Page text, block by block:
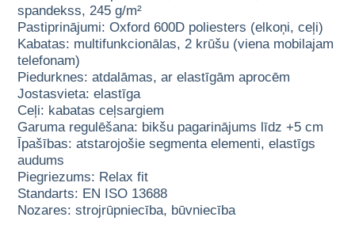
spandekss, 245 g/m²
Pastiprinājumi: Oxford 600D poliesters (elkoņi, ceļi)
Kabatas: multifunkcionālas, 2 krūšu (viena mobilajam
telefonam)
Piedurknes: atdalāmas, ar elastīgām aprocēm
Jostasvieta: elastīga
Ceļi: kabatas ceļsargiem
Garuma regulēšana: bikšu pagarinājums līdz +5 cm
Īpašības: atstarojošie segmenta elementi, elastīgs
audums
Piegriezums: Relax fit
Standarts: EN ISO 13688
Nozares: strojrūpniecība, būvniecība